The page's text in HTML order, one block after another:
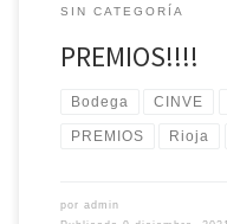
SIN CATEGORÍA
PREMIOS!!!!
Bodega CINVE
PREMIOS Rioja
por admin